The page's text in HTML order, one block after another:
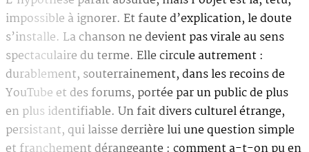
impossible à ignorer. Et faute d’explication, le doute
s’installe. La chanson ne devient pas virale au sens
spectaculaire du terme. Elle circule autrement :
durablement, souterrainement, dans les recoins de
YouTube et des forums, portée par un public de plus
en plus identifiable. Un fait divers culturel étrange,
persistant, qui laisse derrière lui une question simple